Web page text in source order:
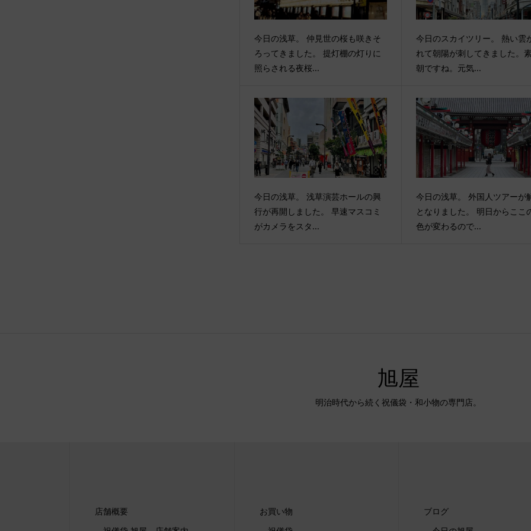
今日の浅草。 仲見世の桜も咲きそ
ろってきました。 提灯棚の灯りに
照らされる夜桜...
今日のスカイツリー。 熱い雲
れて朝陽が刺してきました。
朝ですね。元気...
今日の浅草。 浅草演芸ホールの興
行が再開しました。 早速マスコミ
がカメラをスタ...
今日の浅草。 外国人ツアーが
となりました。 明日からここ
色が変わるので...
旭屋
明治時代から続く祝儀袋・和小物の専門店。
店舗概要
お買い物
ブログ